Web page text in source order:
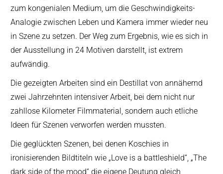
zum kongenialen Medium, um die Geschwindigkeits-
Analogie zwischen Leben und Kamera immer wieder neu
in Szene zu setzen. Der Weg zum Ergebnis, wie es sich in
der Ausstellung in 24 Motiven darstellt, ist extrem
aufwändig.
Die gezeigten Arbeiten sind ein Destillat von annähernd
zwei Jahrzehnten intensiver Arbeit, bei dem nicht nur
zahllose Kilometer Filmmaterial, sondern auch etliche
Ideen für Szenen verworfen werden mussten.
Die geglückten Szenen, bei denen Koschies in
ironisierenden Bildtiteln wie „Love is a battleshield“, „The
dark side of the mood“ die eigene Deutung gleich